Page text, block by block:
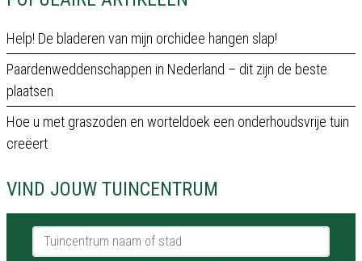
Help! De bladeren van mijn orchidee hangen slap!
Paardenweddenschappen in Nederland – dit zijn de beste
plaatsen
Hoe u met graszoden en worteldoek een onderhoudsvrije tuin
creëert
VIND JOUW TUINCENTRUM
Tuincentrum naam of stad